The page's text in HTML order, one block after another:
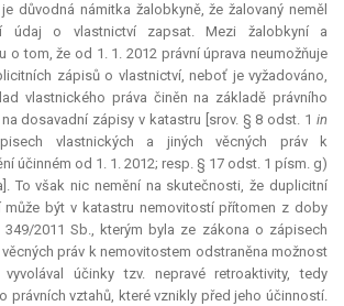
důvodná námitka žalobkyně, že žalovaný neměl
údaj o vlastnictví zapsat. Mezi žalobkyní a
o tom, že od 1. 1. 2012 právní úprava neumožňuje
zápisů o vlastnictví, neboť je vyžadováno,
vlastnického práva činěn na základě právního
dosavadní zápisy v katastru [srov. § 8 odst. 1 in
vlastnických a jiných věcných práv k
účinném od 1. 1. 2012; resp. § 17 odst. 1 písm. g)
To však nic nemění na skutečnosti, že duplicitní
může být v katastru nemovitostí přítomen z doby
2011 Sb., kterým byla ze zákona o zápisech
práv k nemovitostem odstraněna možnost
účinky tzv. nepravé retroaktivity, tedy
právních vztahů, které vznikly před jeho účinností.